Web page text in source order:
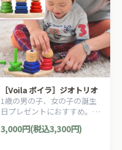
［Voila ボイラ］ジオトリオ
1歳の男の子、女の子の誕生
日プレゼントにおすすめ。タ
イの老舗木製玩具メーカー
Voila(ボイラ)の木製知育玩具
3,000円(税込3,300円)